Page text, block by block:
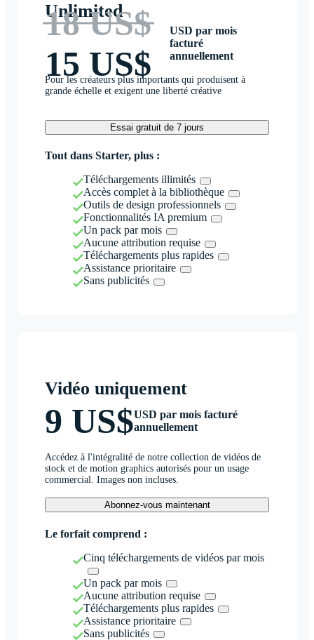
Unlimited
18 US$
15 US$
USD par mois
facturé
annuellement
Pour les créateurs plus importants qui produisent à
grande échelle et exigent une liberté créative
Essai gratuit de 7 jours
Tout dans Starter, plus :
Téléchargements illimités
Accès complet à la bibliothèque
Outils de design professionnels
Fonctionnalités IA premium
Un pack par mois
Aucune attribution requise
Téléchargements plus rapides
Assistance prioritaire
Sans publicités
Vidéo uniquement
9 US$USD par mois facturé
annuellement
Accédez à l'intégralité de notre collection de vidéos de
stock et de motion graphics autorisés pour un usage
commercial. Images non incluses.
Abonnez-vous maintenant
Le forfait comprend :
Cinq téléchargements de vidéos par mois
Un pack par mois
Aucune attribution requise
Téléchargements plus rapides
Assistance prioritaire
Sans publicités